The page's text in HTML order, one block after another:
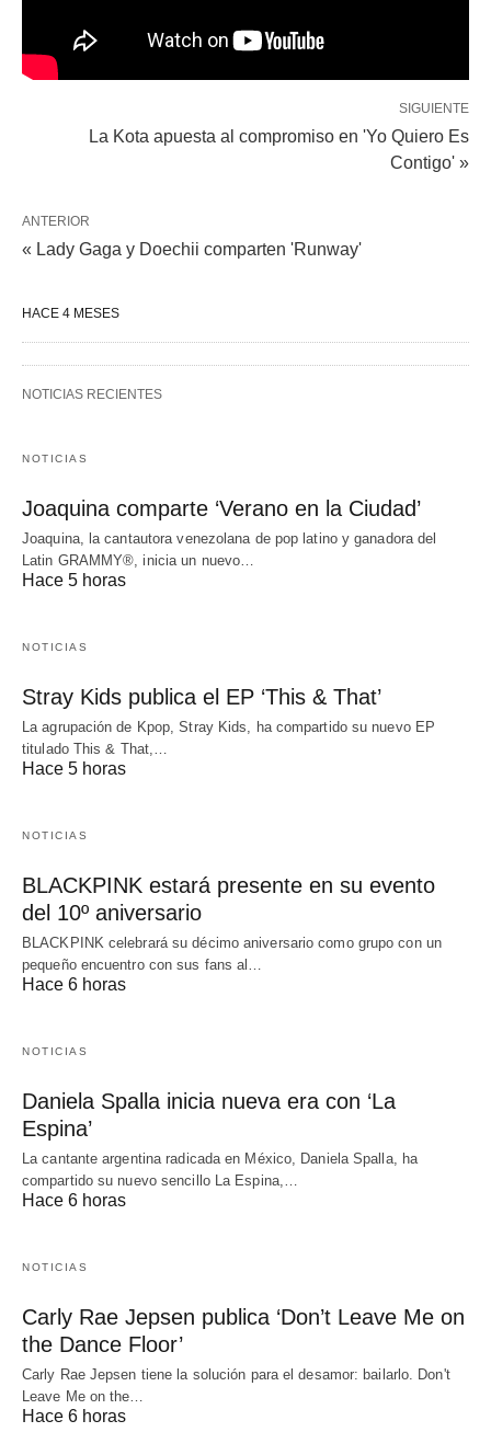
SIGUIENTE
La Kota apuesta al compromiso en 'Yo Quiero Es
Contigo' »
ANTERIOR
« Lady Gaga y Doechii comparten 'Runway'
HACE 4 MESES
NOTICIAS RECIENTES
NOTICIAS
Joaquina comparte ‘Verano en la Ciudad’
Joaquina, la cantautora venezolana de pop latino y ganadora del
Latin GRAMMY®, inicia un nuevo…
Hace 5 horas
NOTICIAS
Stray Kids publica el EP ‘This & That’
La agrupación de Kpop, Stray Kids, ha compartido su nuevo EP
titulado This & That,…
Hace 5 horas
NOTICIAS
BLACKPINK estará presente en su evento
del 10º aniversario
BLACKPINK celebrará su décimo aniversario como grupo con un
pequeño encuentro con sus fans al…
Hace 6 horas
NOTICIAS
Daniela Spalla inicia nueva era con ‘La
Espina’
La cantante argentina radicada en México, Daniela Spalla, ha
compartido su nuevo sencillo La Espina,…
Hace 6 horas
NOTICIAS
Carly Rae Jepsen publica ‘Don’t Leave Me on
the Dance Floor’
Carly Rae Jepsen tiene la solución para el desamor: bailarlo. Don't
Leave Me on the…
Hace 6 horas